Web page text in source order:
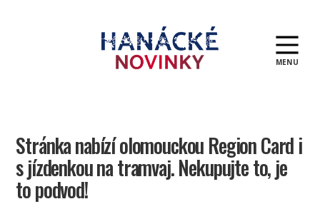
MENU
Stránka nabízí olomouckou Region Card i
s jízdenkou na tramvaj. Nekupujte to, je
to podvod!